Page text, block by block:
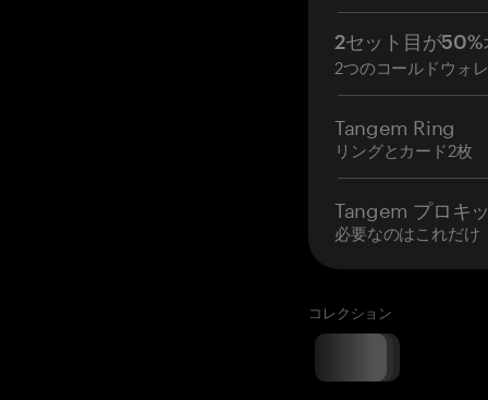
2セット目が50%
2つのコールドウォ
Tangem Ring
リングとカード2枚
Tangem プロキ
必要なのはこれだけ
コレクション